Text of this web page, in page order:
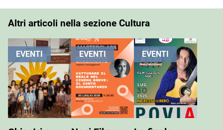
Altri articoli nella sezione Cultura
EVENTI EVENTI EVENTI